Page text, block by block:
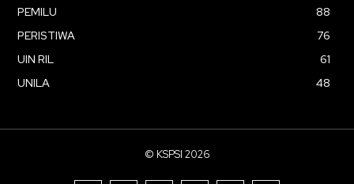
PEMILU
88
PERISTIWA
76
UIN RIL
61
UNILA
48
© KSPSI 2026